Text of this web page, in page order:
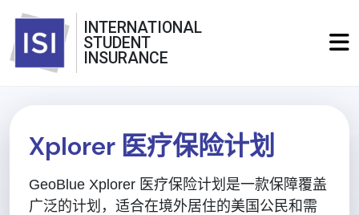
INTERNATIONAL
STUDENT
INSURANCE
Xplorer 医疗保险计划
GeoBlue Xplorer 医疗保险计划是一款保障覆盖
广泛的计划，适合在境外居住的美国公民和需